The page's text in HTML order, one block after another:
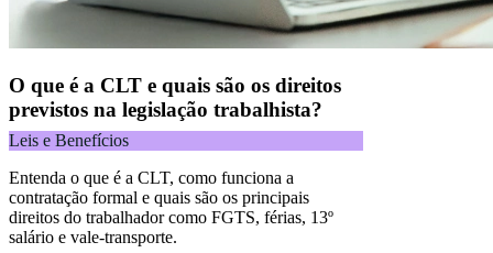
O que é a CLT e quais são os direitos
previstos na legislação trabalhista?
Leis e Benefícios
Entenda o que é a CLT, como funciona a
contratação formal e quais são os principais
direitos do trabalhador como FGTS, férias, 13º
salário e vale-transporte.